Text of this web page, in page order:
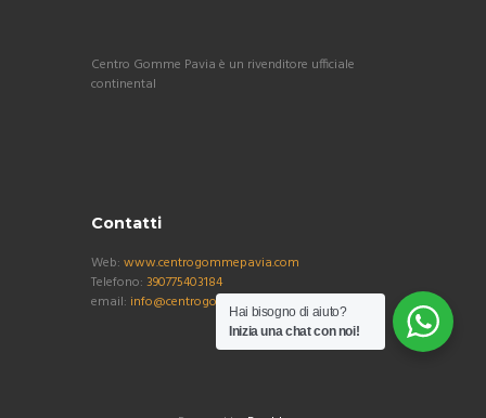
Centro Gomme Pavia è un rivenditore ufficiale
continental
Contatti
Web: www.centrogommepavia.com
Telefono: 390775403184
email: info@centrogommepavia.com
Hai bisogno di aiuto?
Inizia una chat con noi!